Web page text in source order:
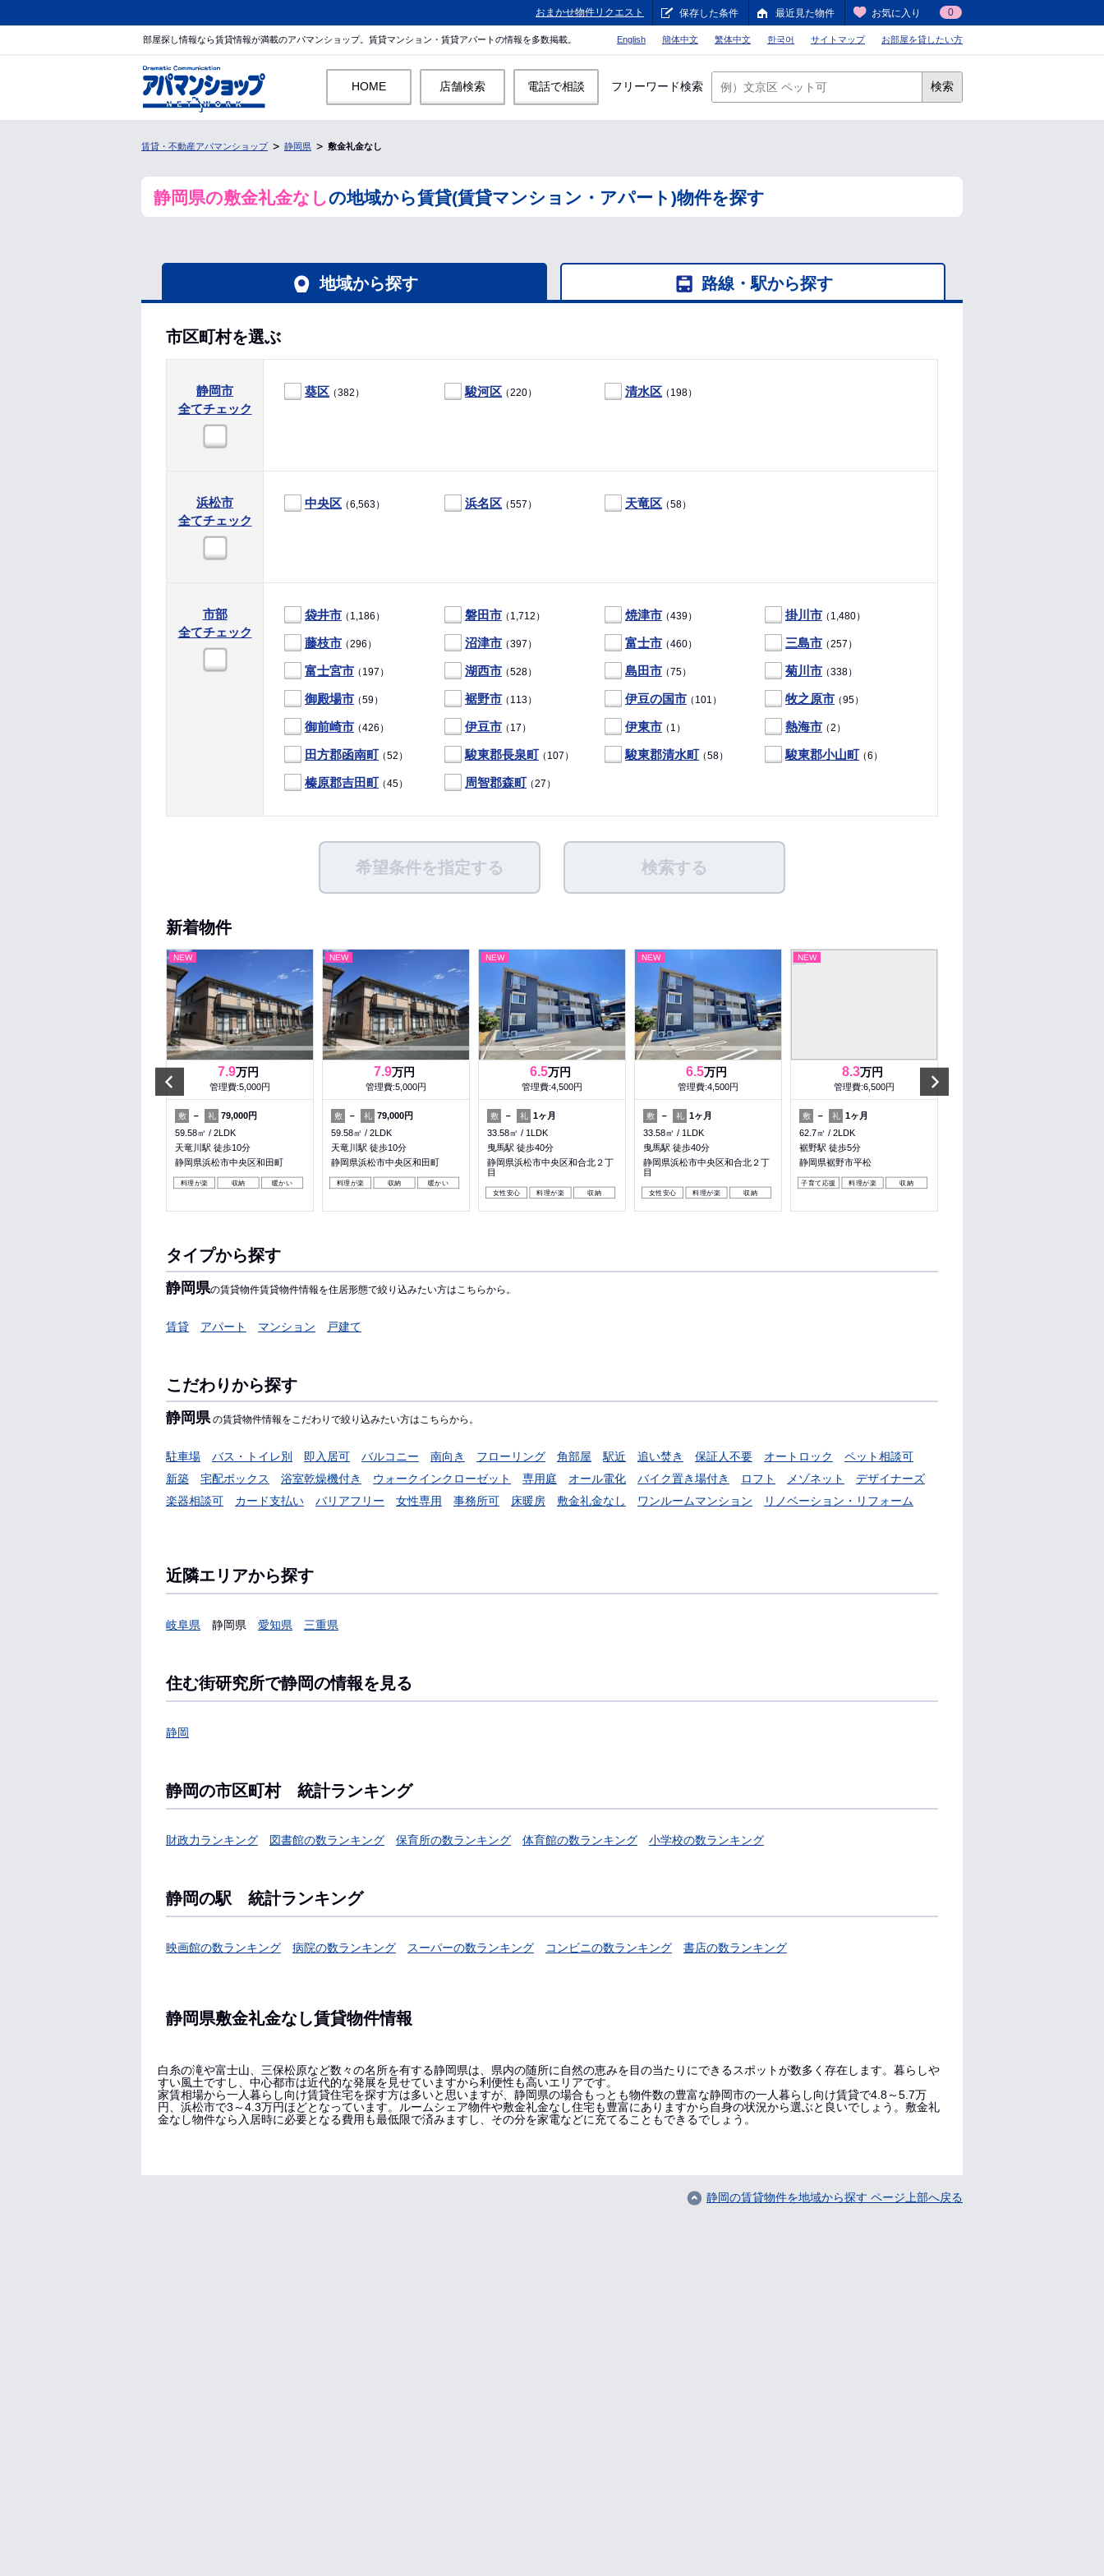
おまかせ物件リクエスト 保存した条件 最近見た物件 お気に入り 0
部屋探し情報なら賃貸情報が満載のアパマンショップ。賃貸マンション・賃貸アパートの情報を多数掲載。 English 簡体中文 繁体中文 한국어 サイトマップ お部屋を貸したい方
HOME 店舗検索 電話で相談 フリーワード検索 検索
賃貸・不動産アパマンショップ 静岡県 敷金礼金なし
静岡県の敷金礼金なしの地域から賃貸(賃貸マンション・アパート)物件を探す
地域から探す 路線・駅から探す
市区町村を選ぶ
静岡市
全てチェック
葵区（382） 駿河区（220） 清水区（198）
浜松市
全てチェック
中央区（6,563） 浜名区（557） 天竜区（58）
市部
全てチェック
袋井市（1,186） 磐田市（1,712） 焼津市（439） 掛川市（1,480）
藤枝市（296） 沼津市（397） 富士市（460） 三島市（257）
富士宮市（197） 湖西市（528） 島田市（75） 菊川市（338）
御殿場市（59） 裾野市（113） 伊豆の国市（101） 牧之原市（95）
御前崎市（426） 伊豆市（17） 伊東市（1） 熱海市（2）
田方郡函南町（52） 駿東郡長泉町（107） 駿東郡清水町（58） 駿東郡小山町（6）
榛原郡吉田町（45） 周智郡森町（27）
希望条件を指定する 検索する
新着物件
NEW
7.9万円
管理費:5,000円
敷 － 礼 79,000円
59.58㎡
2LDK
天竜川駅 徒歩10分
静岡県浜松市中央区和田町
料理が楽 収納 暖かい
NEW
7.9万円
管理費:5,000円
敷 － 礼 79,000円
59.58㎡
2LDK
天竜川駅 徒歩10分
静岡県浜松市中央区和田町
料理が楽 収納 暖かい
NEW
6.5万円
管理費:4,500円
敷 － 礼 1ヶ月
33.58㎡
1LDK
曳馬駅 徒歩40分
静岡県浜松市中央区和合北２丁
目
女性安心 料理が楽 収納
NEW
6.5万円
管理費:4,500円
敷 － 礼 1ヶ月
33.58㎡
1LDK
曳馬駅 徒歩40分
静岡県浜松市中央区和合北２丁
目
女性安心 料理が楽 収納
NEW
8.3万円
管理費:6,500円
敷 － 礼 1ヶ月
62.7㎡
2LDK
裾野駅 徒歩5分
静岡県裾野市平松
子育て応援 料理が楽 収納
タイプから探す
静岡県の賃貸物件賃貸物件情報を住居形態で絞り込みたい方はこちらから。
賃貸 アパート マンション 戸建て
こだわりから探す
静岡県の賃貸物件情報をこだわりで絞り込みたい方はこちらから。
駐車場 バス・トイレ別 即入居可 バルコニー 南向き フローリング 角部屋 駅近 追い焚き 保証人不要 オートロック
ペット相談可
新築
宅配ボックス 浴室乾燥機付き ウォークインクローゼット 専用庭 オール電化 バイク置き場付き ロフト メゾネット
デザイナーズ
楽器相談可
カード支払い バリアフリー 女性専用 事務所可 床暖房 敷金礼金なし ワンルームマンション リノベーション・リフォーム
近隣エリアから探す
岐阜県 静岡県 愛知県 三重県
住む街研究所で静岡の情報を見る
静岡
静岡の市区町村 統計ランキング
財政力ランキング 図書館の数ランキング 保育所の数ランキング 体育館の数ランキング 小学校の数ランキング
静岡の駅 統計ランキング
映画館の数ランキング 病院の数ランキング スーパーの数ランキング コンビニの数ランキング 書店の数ランキング
静岡県敷金礼金なし賃貸物件情報
白糸の滝や富士山、三保松原など数々の名所を有する静岡県は、県内の随所に自然の恵みを目の当たりにできるスポットが数多く存在します。暮らしや
すい風土ですし、中心都市は近代的な発展を見せていますから利便性も高いエリアです。
家賃相場から一人暮らし向け賃貸住宅を探す方は多いと思いますが、静岡県の場合もっとも物件数の豊富な静岡市の一人暮らし向け賃貸で4.8～5.7万
円、浜松市で3～4.3万円ほどとなっています。ルームシェア物件や敷金礼金なし住宅も豊富にありますから自身の状況から選ぶと良いでしょう。敷金礼
金なし物件なら入居時に必要となる費用も最低限で済みますし、その分を家電などに充てることもできるでしょう。
静岡の賃貸物件を地域から探す ページ上部へ戻る